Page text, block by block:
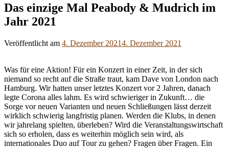
Das einzige Mal Peabody & Mudrich im
Jahr 2021
Veröffentlicht am 4. Dezember 20214. Dezember 2021
Was für eine Aktion! Für ein Konzert in einer Zeit, in der sich
niemand so recht auf die Straße traut, kam Dave von London nach
Hamburg. Wir hatten unser letztes Konzert vor 2 Jahren, danach
legte Corona alles lahm. Es wird schwieriger in Zukunft… die
Sorge vor neuen Varianten und neuen Schließungen lässt derzeit
wirklich schwierig langfristig planen. Werden die Klubs, in denen
wir jahrelang spielten, überleben? Wird die Veranstaltungswirtschaft
sich so erholen, dass es weiterhin möglich sein wird, als
internationales Duo auf Tour zu gehen? Fragen über Fragen. Ein